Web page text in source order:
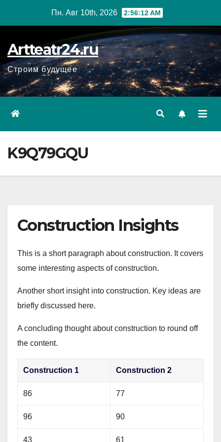
Пн. Авг 10th, 2026 2:56:13 AM
Artteatr24.ru
Строим будущее
K9Q79GQU
Construction Insights
This is a short paragraph about construction. It covers
some interesting aspects of construction.
Another short insight into construction. Key ideas are
briefly discussed here.
A concluding thought about construction to round off
the content.
Construction 1 Construction 2
86 77
96 90
43 61